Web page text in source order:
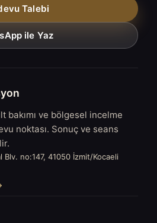
Talebi
ile Yaz
bakımı ve bölgesel incelme
noktası. Sonuç ve seans
no:147, 41050 İzmit/Kocaeli